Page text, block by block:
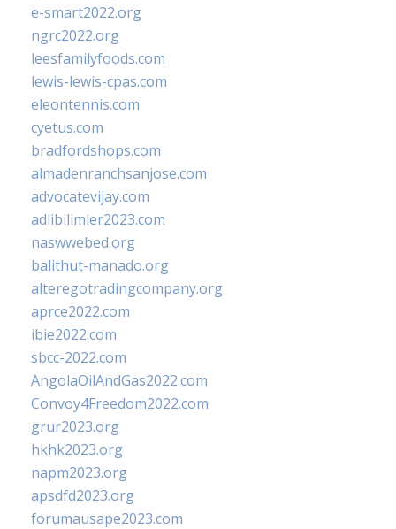
e-smart2022.org
ngrc2022.org
leesfamilyfoods.com
lewis-lewis-cpas.com
eleontennis.com
cyetus.com
bradfordshops.com
almadenranchsanjose.com
advocatevijay.com
adlibilimler2023.com
naswwebed.org
balithut-manado.org
alteregotradingcompany.org
aprce2022.com
ibie2022.com
sbcc-2022.com
AngolaOilAndGas2022.com
Convoy4Freedom2022.com
grur2023.org
hkhk2023.org
napm2023.org
apsdfd2023.org
forumausape2023.com